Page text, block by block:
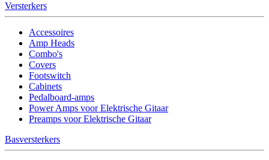
Versterkers
Accessoires
Amp Heads
Combo's
Covers
Footswitch
Cabinets
Pedalboard-amps
Power Amps voor Elektrische Gitaar
Preamps voor Elektrische Gitaar
Basversterkers